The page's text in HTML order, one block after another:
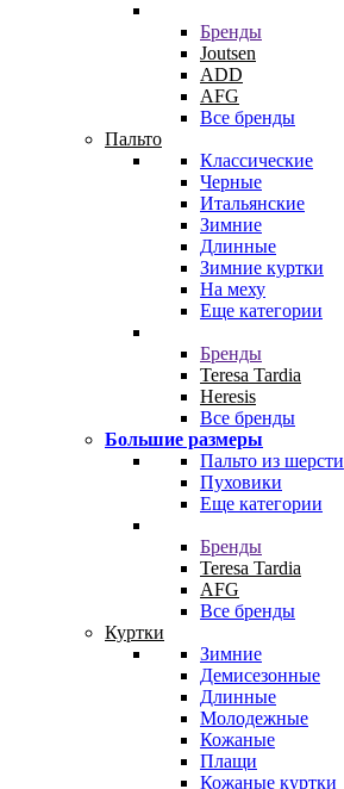
Бренды
Joutsen
ADD
AFG
Все бренды
Пальто
Классические
Черные
Итальянские
Зимние
Длинные
Зимние куртки
На меху
Еще категории
Бренды
Teresa Tardia
Heresis
Все бренды
Большие размеры
Пальто из шерсти
Пуховики
Еще категории
Бренды
Teresa Tardia
AFG
Все бренды
Куртки
Зимние
Демисезонные
Длинные
Молодежные
Кожаные
Плащи
Кожаные куртки